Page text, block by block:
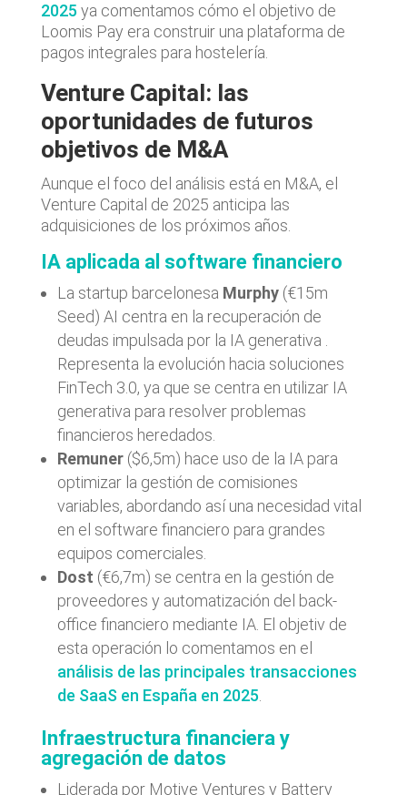
2025 ya comentamos cómo el objetivo de
Loomis Pay era construir una plataforma de
pagos integrales para hostelería.
Venture Capital: las
oportunidades de futuros
objetivos de M&A
Aunque el foco del análisis está en M&A, el
Venture Capital de 2025 anticipa las
adquisiciones de los próximos años.
IA aplicada al software financiero
La startup barcelonesa Murphy (€15m
Seed) AI centra en la recuperación de
deudas impulsada por la IA generativa .
Representa la evolución hacia soluciones
FinTech 3.0, ya que se centra en utilizar IA
generativa para resolver problemas
financieros heredados.
Remuner ($6,5m) hace uso de la IA para
optimizar la gestión de comisiones
variables, abordando así una necesidad vital
en el software financiero para grandes
equipos comerciales.
Dost (€6,7m) se centra en la gestión de
proveedores y automatización del back-
office financiero mediante IA. El objetiv de
esta operación lo comentamos en el
análisis de las principales transacciones
de SaaS en España en 2025
Infraestructura financiera y
agregación de datos
Liderada por Motive Ventures y Battery